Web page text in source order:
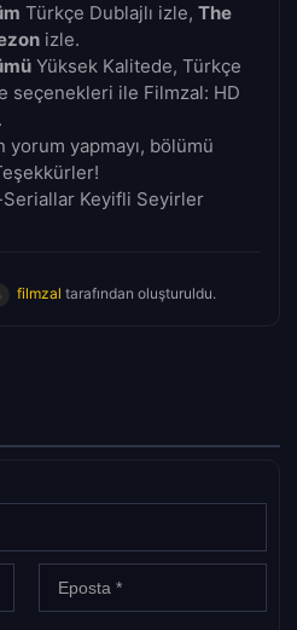
Türkçe Dublajlı izle, The
izle.
Yüksek Kalitede, Türkçe
seçenekleri ile Filmzal: HD
yapmayı, bölümü
Keyifli Seyirler
filmzal tarafından oluşturuldu.